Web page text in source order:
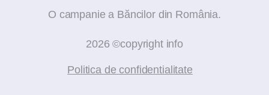
O campanie a Băncilor din România.
2026 ©copyright info
Politica de confidentialitate